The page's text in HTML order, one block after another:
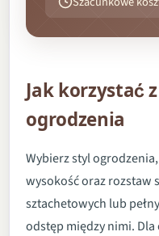
Jak korzystać
ogrodzenia
Wybierz styl
wysokość oraz rozstaw
sztachetowych lub
odstęp między nimi.